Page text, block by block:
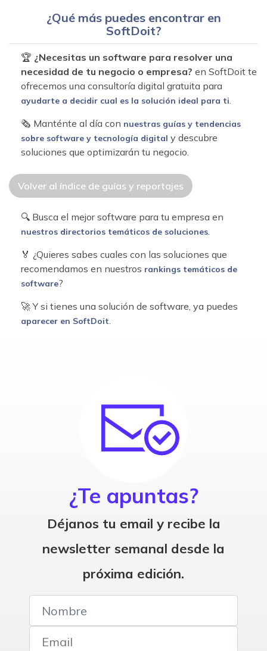
¿Qué más puedes encontrar en
SoftDoit?
🏆 ¿Necesitas un software para resolver una
necesidad de tu negocio o empresa? en SoftDoit te
ofrecemos una consultoría digital gratuita para
ayudarte a decidir cual es la solución ideal para ti.
🗞 Manténte al día con nuestras guías y tendencias
sobre software y tecnología digital y descubre
soluciones que optimizarán tu negocio.
Volver al índice de guías y reportajes
🔍 Busca el mejor software para tu empresa en
nuestros directorios temáticos de soluciones.
🏅 ¿Quieres sabes cuales con las soluciones que
recomendamos en nuestros rankings temáticos de
software?
🚀 Y si tienes una solución de software, ya puedes
aparecer en SoftDoit.
¿Te apuntas?
Déjanos tu email y recibe la
newsletter semanal desde la
próxima edición.